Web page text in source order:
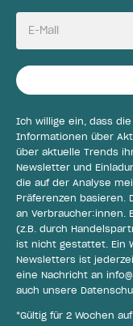
E-Mail
Ich willige ein, dass die
Informationen über
über aktuelle Trends
Newsletter und
die auf der Analyse
Präferenzen basieren.
an Verbraucher:innen.
(z.B. durch
ist nicht gestattet. Ein
Newsletters ist
eine Nachricht an
auch unsere
*Gültig für 2 Wochen